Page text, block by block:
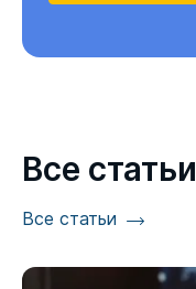
Все статьи
Все статьи